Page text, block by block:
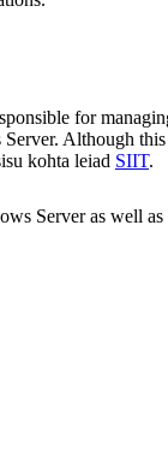
for
Although this
kohta leiad SIIT.
Server as well as